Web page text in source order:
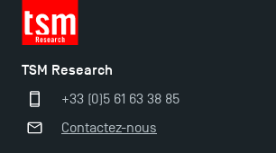
TSM Research
+33 (0)5 61 63 38 85
Contactez-nous